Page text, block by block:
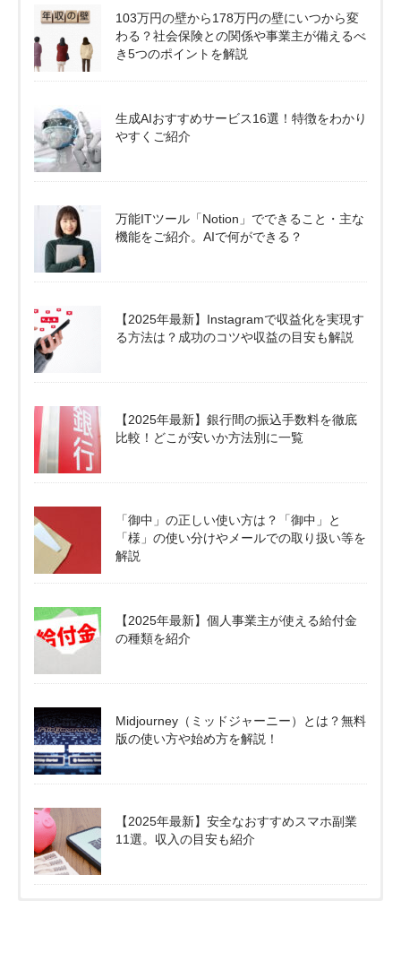
103万円の壁から178万円の壁にいつから変
わる？社会保険との関係や事業主が備えるべ
き5つのポイントを解説
生成AIおすすめサービス16選！特徴をわかり
やすくご紹介
万能ITツール「Notion」でできること・主な
機能をご紹介。AIで何ができる？
【2025年最新】Instagramで収益化を実現す
る方法は？成功のコツや収益の目安も解説
【2025年最新】銀行間の振込手数料を徹底
比較！どこが安いか方法別に一覧
「御中」の正しい使い方は？「御中」と
「様」の使い分けやメールでの取り扱い等を
解説
【2025年最新】個人事業主が使える給付金
の種類を紹介
Midjourney（ミッドジャーニー）とは？無料
版の使い方や始め方を解説！
【2025年最新】安全なおすすめスマホ副業
11選。収入の目安も紹介